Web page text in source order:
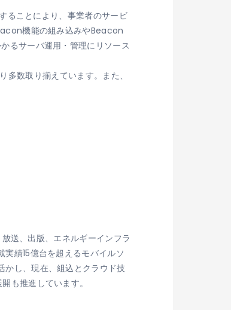
ることにより、事業者のサービ
機能の組み込みやBeacon
るサーバ運用・管理にリソース
数取り揃えています。また、
送、出版、エネルギーインフラ
績15億台を超えるモバイルソ
かし、現在、組込とクラウド技
も推進しています。